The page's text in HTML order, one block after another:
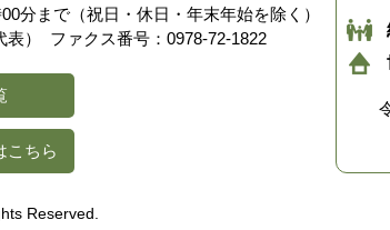
分まで（祝日・休日・年末年始を除く）
）
ファクス番号：0978-72-1822
こちら
Reserved.